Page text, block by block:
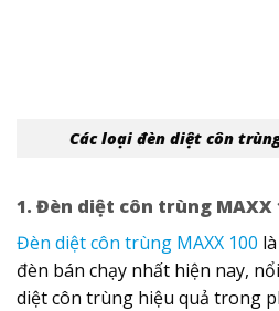
Các loại đèn diệt côn
1. Đèn diệt côn trùng MAXX
Đèn diệt côn trùng MAXX 100
đèn bán chạy nhất hiện nay,
diệt côn trùng hiệu quả trong